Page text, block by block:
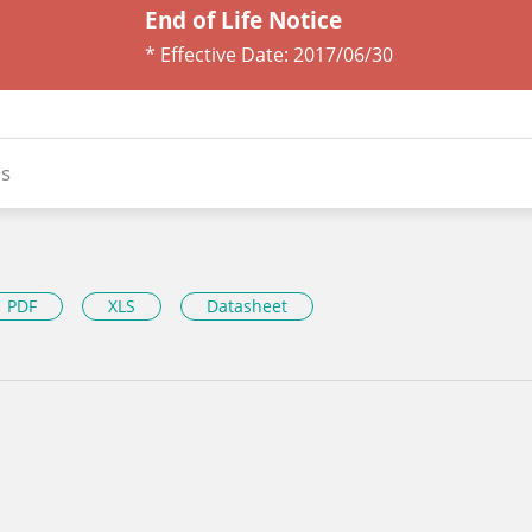
End of Life Notice
* Effective Date: 2017/06/30
PDF XLS Datasheet